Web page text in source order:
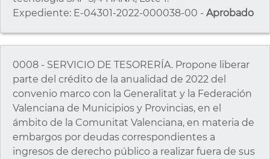
Expediente: E-04301-2022-000038-00 - Aprobado
0008 - SERVICIO DE TESORERÍA. Propone liberar
parte del crédito de la anualidad de 2022 del
convenio marco con la Generalitat y la Federación
Valenciana de Municipios y Provincias, en el
ámbito de la Comunitat Valenciana, en materia de
embargos por deudas correspondientes a
ingresos de derecho público a realizar fuera de sus